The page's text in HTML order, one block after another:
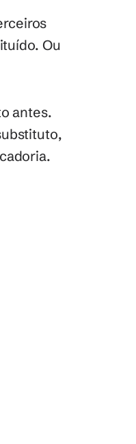
Ou
antes.